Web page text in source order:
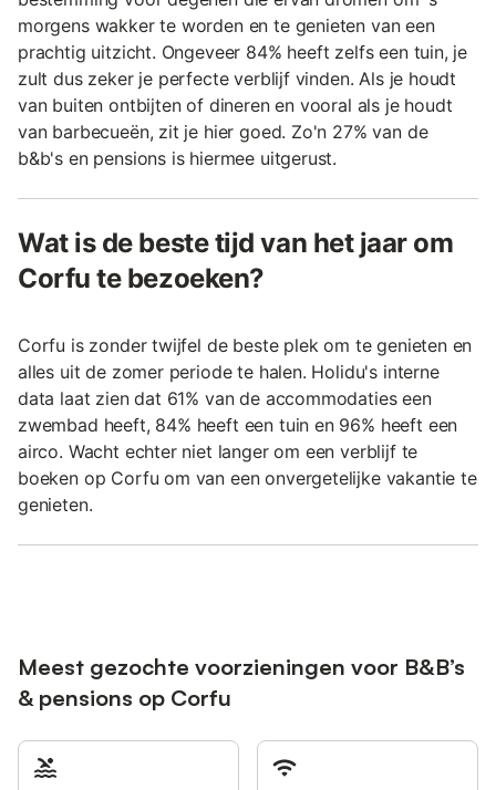
morgens wakker te worden en te genieten van een
prachtig uitzicht. Ongeveer 84% heeft zelfs een tuin, je
zult dus zeker je perfecte verblijf vinden. Als je houdt
van buiten ontbijten of dineren en vooral als je houdt
van barbecueën, zit je hier goed. Zo'n 27% van de
b&b's en pensions is hiermee uitgerust.
Wat is de beste tijd van het jaar om
Corfu te bezoeken?
Corfu is zonder twijfel de beste plek om te genieten en
alles uit de zomer periode te halen. Holidu's interne
data laat zien dat 61% van de accommodaties een
zwembad heeft, 84% heeft een tuin en 96% heeft een
airco. Wacht echter niet langer om een verblijf te
boeken op Corfu om van een onvergetelijke vakantie te
genieten.
Meest gezochte voorzieningen voor B&B’s
& pensions op Corfu